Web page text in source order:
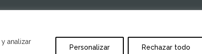
analizar
Personalizar Rechazar todo